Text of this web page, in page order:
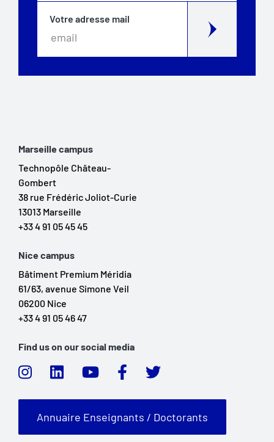
Votre adresse mail
Marseille campus
Technopôle Château-
Gombert
38 rue Frédéric Joliot-Curie
13013 Marseille
+33 4 91 05 45 45
Nice campus
Bâtiment Premium Méridia
61/63, avenue Simone Veil
06200 Nice
+33 4 91 05 46 47
Find us on our social media
Annuaire Enseignants / Doctorants